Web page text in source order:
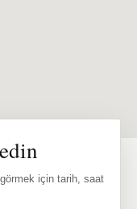
görmek için tarih, saat